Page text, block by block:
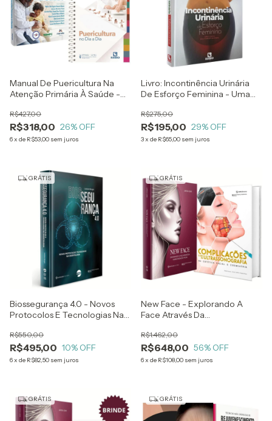
Manual De Puericultura Na
Atenção Primária À Saúde -
Dia - Ippmg Ufrj
R$318,00
R$427,00
26% OFF
6x de R$53,00 sem juros
Livro: Incontinência Urinária
De Esforço Feminina - Uma
Patrícia Zaidan E Aletha
Caetano
R$195,00
R$275,00
29% OFF
3x de R$65,00 sem juros
GRÁTIS
Biossegurança 4.0 - Novos
Protocolos E Tecnologias Na
R$495,00
R$550,00
10% OFF
6x de R$82,50 sem juros
GRÁTIS
New Face - Explorando A
Face Através Da
Leme + Complicações E Uso
Da Ultrassonografia Na
Estética Facial E Cosmiatria -
R$648,00
R$1.462,00
56% OFF
6x de R$108,00 sem juros
GRÁTIS GRÁTIS